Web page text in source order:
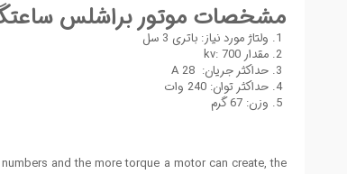
مشخصات موتور براشلس ساعتگرد و
ولتاژ مورد نیاز: باتری 3 سل
مقدار kv: 700
حداکثر جریان: 28 A
حداکثر توان: 240 وات
وزن: 67 گرم
and the more torque a motor can create, the